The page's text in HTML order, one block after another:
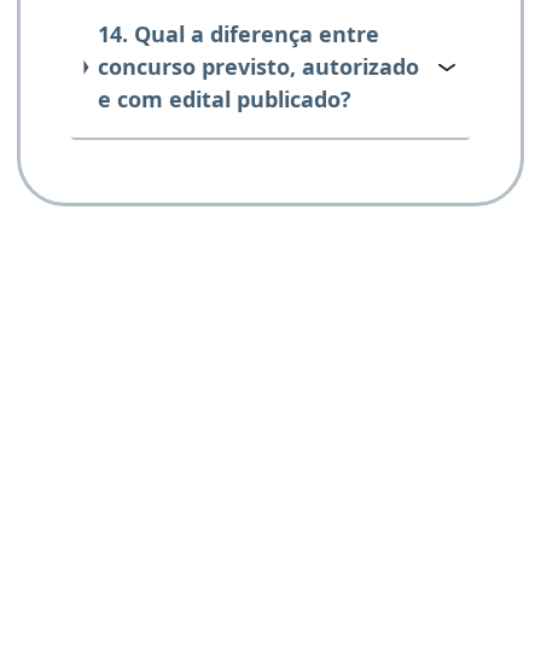
14. Qual a diferença entre
concurso previsto, autorizado
e com edital publicado?